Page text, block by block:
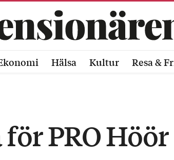
Hälsa Kultur Resa &
PRO Höör